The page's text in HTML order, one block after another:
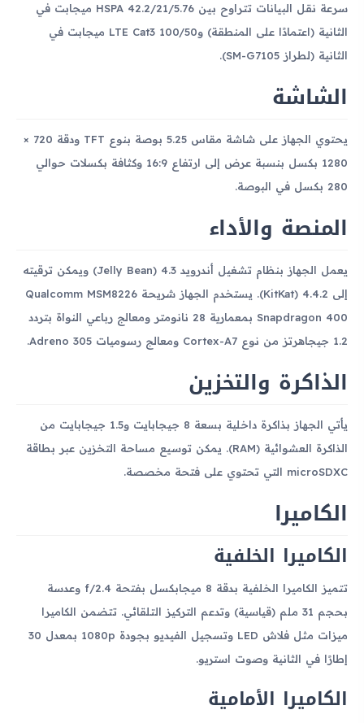
سرعة نقل البيانات تتراوح بين HSPA 42.2/21/5.76 ميجابت في
الثانية (اعتمادًا على المنطقة) وLTE Cat3 100/50 ميجابت في
الثانية (لطراز SM-G7105).
الشاشة
يحتوي الجهاز على شاشة مقاس 5.25 بوصة بنوع TFT ودقة 720 ×
1280 بكسل بنسبة عرض إلى ارتفاع 16:9 وكثافة بكسلات حوالي
280 بكسل في البوصة.
المنصة والأداء
يعمل الجهاز بنظام تشغيل أندرويد 4.3 (Jelly Bean) ويمكن ترقيته
إلى 4.4.2 (KitKat). يستخدم الجهاز شريحة Qualcomm MSM8226
Snapdragon 400 بمعمارية 28 نانومتر ومعالج رباعي النواة بتردد
1.2 جيجاهرتز من نوع Cortex-A7 ومعالج رسوميات Adreno 305.
الذاكرة والتخزين
يأتي الجهاز بذاكرة داخلية بسعة 8 جيجابايت و1.5 جيجابايت من
الذاكرة العشوائية (RAM). يمكن توسيع مساحة التخزين عبر بطاقة
microSDXC التي تحتوي على فتحة مخصصة.
الكاميرا
الكاميرا الخلفية
تتميز الكاميرا الخلفية بدقة 8 ميجابكسل بفتحة f/2.4 وعدسة
بحجم 31 ملم (قياسية) وتدعم التركيز التلقائي. تتضمن الكاميرا
ميزات مثل فلاش LED وتسجيل الفيديو بجودة 1080p بمعدل 30
إطارًا في الثانية وصوت استريو.
الكاميرا الأمامية